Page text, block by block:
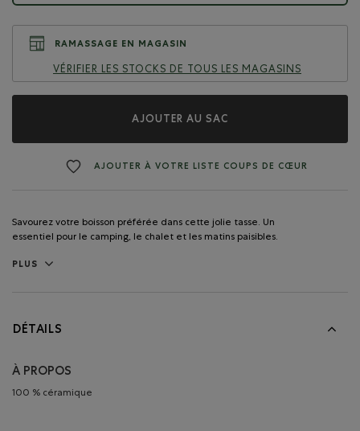
RAMASSAGE EN MAGASIN
VÉRIFIER LES STOCKS DE TOUS LES MAGASINS
AJOUTER AU SAC
AJOUTER À VOTRE LISTE COUPS DE CŒUR
Savourez votre boisson préférée dans cette jolie tasse. Un
essentiel pour le camping, le chalet et les matins paisibles.
PLUS
DÉTAILS
À PROPOS
100 % céramique